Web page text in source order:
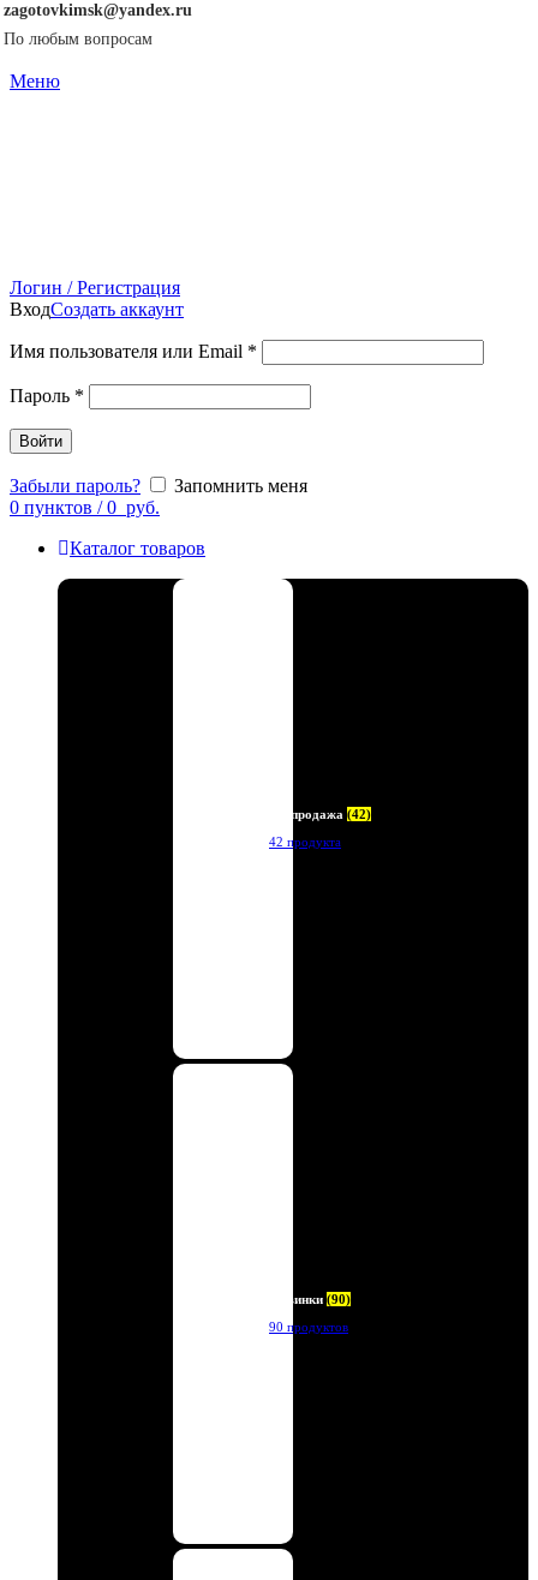
zagotovkimsk@yandex.ru
По любым вопросам
Меню
Логин / Регистрация
ВходСоздать аккаунт
Имя пользователя или Email *
Пароль *
Войти
Забыли пароль?
Запомнить меня
0 пунктов / 0 руб.
Каталог товаров
Распродажа (42)
42 продукта
Новинки (90)
90 продуктов